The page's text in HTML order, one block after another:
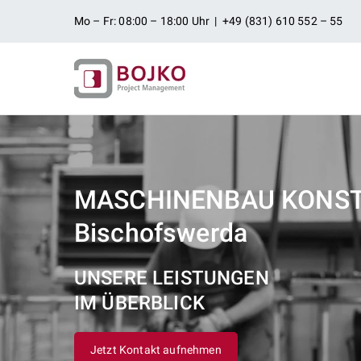
Mo – Fr: 08:00 – 18:00 Uhr | +49 (831) 610 552 – 55
MASCHINENBAU
Bischofswerda
UNSERE LEISTUNGEN
IM ÜBERBLICK
Jetzt Kontakt aufnehmen